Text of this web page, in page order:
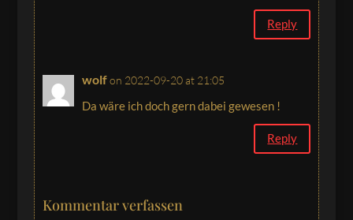
Reply
wolf on 2022-09-20 at 21:05
Da wäre ich doch gern dabei gewesen !
Reply
Kommentar verfassen